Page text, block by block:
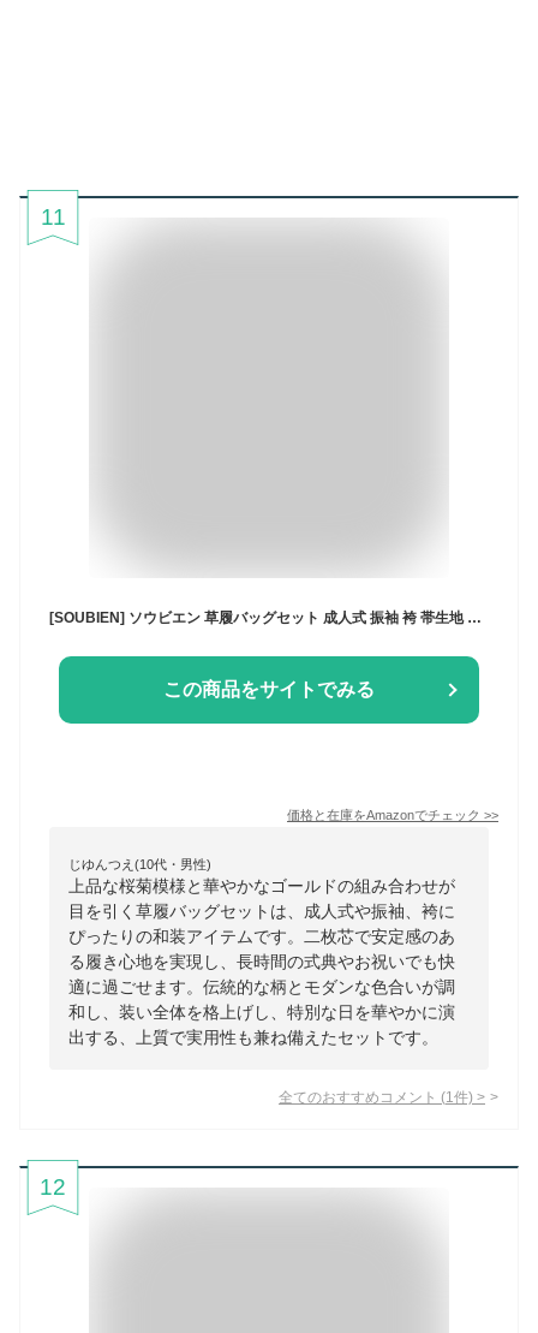
11
[SOUBIEN] ソウビエン 草履バッグセット 成人式 振袖 袴 帯生地 二枚芯 盛装 和装 G 桜菊×ゴールド (bz2303ok)
この商品をサイトでみる
価格と在庫をAmazonでチェック >>
じゆんつえ(10代・男性)
上品な桜菊模様と華やかなゴールドの組み合わせが
目を引く草履バッグセットは、成人式や振袖、袴に
ぴったりの和装アイテムです。二枚芯で安定感のあ
る履き心地を実現し、長時間の式典やお祝いでも快
適に過ごせます。伝統的な柄とモダンな色合いが調
和し、装い全体を格上げし、特別な日を華やかに演
出する、上質で実用性も兼ね備えたセットです。
全てのおすすめコメント (1 件) >
12